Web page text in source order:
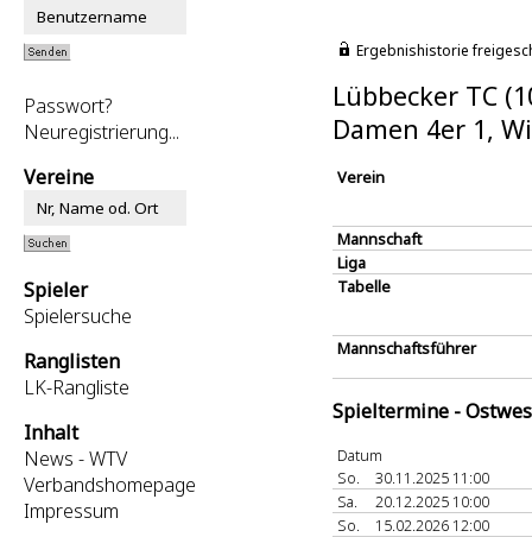
Passwort?
Neuregistrierung...
Vereine
Spieler
Spielersuche
Ranglisten
LK-Rangliste
Inhalt
News - WTV
Verbandshomepage
Impressum
Ergebnishistorie
Lübbecker TC
Damen 4er 1,
Verein
Mannschaft
Liga
Tabelle
Mannschaftsführer
Spieltermine -
Datum
So.
30.11.2025 11:00
Sa.
20.12.2025 10:00
So.
15.02.2026 12:00